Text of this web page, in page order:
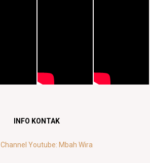
INFO KONTAK
Channel Youtube: Mbah Wira